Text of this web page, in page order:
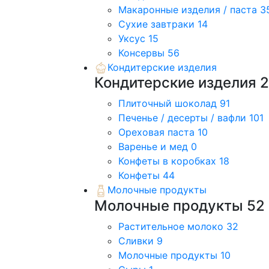
Макаронные изделия / паста
Сухие завтраки 14
Уксус 15
Консервы 56
Кондитерские изделия
Кондитерские изделия
Плиточный шоколад 91
Печенье / десерты / вафли 101
Ореховая паста 10
Варенье и мед 0
Конфеты в коробках 18
Конфеты 44
Молочные продукты
Молочные продукты 52
Растительное молоко 32
Сливки 9
Молочные продукты 10